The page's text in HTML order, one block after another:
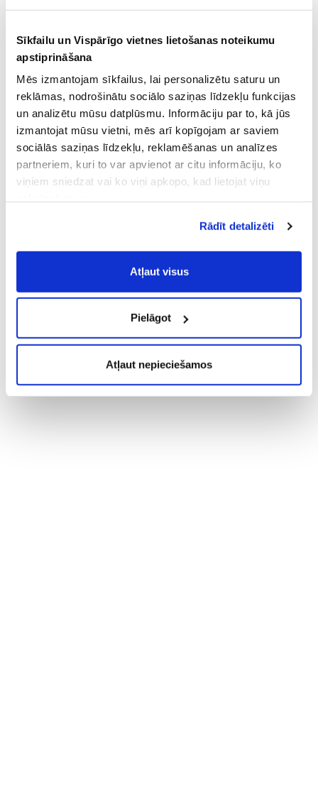
Sīkfailu un Vispārīgo vietnes lietošanas noteikumu
apstiprināšana
Mēs izmantojam sīkfailus, lai personalizētu saturu un
reklāmas, nodrošinātu sociālo saziņas līdzekļu funkcijas
un analizētu mūsu datplūsmu. Informāciju par to, kā jūs
izmantojat mūsu vietni, mēs arī kopīgojam ar saviem
sociālās saziņas līdzekļu, reklamēšanas un analīzes
partneriem, kuri to var apvienot ar citu informāciju, ko
viņiem sniedzat vai ko viņi apkopo, kad lietojat viņu
Vispārīgiem vietnes lietošanas
noteikumiem(saīsināti - VVLN).
Rādīt detalizēti
Atļaut visus
Pielāgot
Atļaut nepieciešamos